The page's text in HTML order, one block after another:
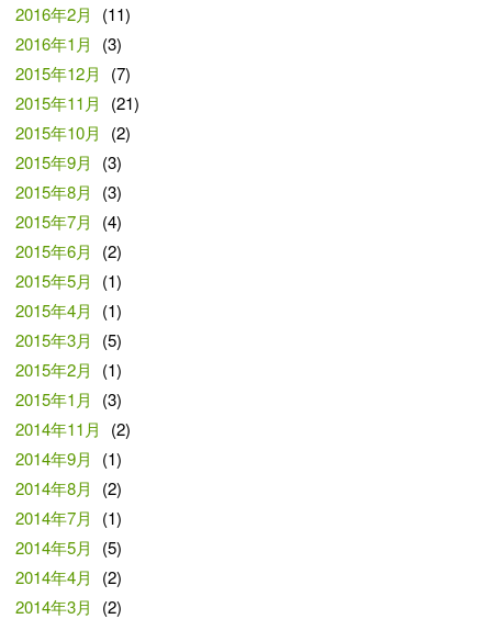
2016年2月
(11)
2016年1月
(3)
2015年12月
(7)
2015年11月
(21)
2015年10月
(2)
2015年9月
(3)
2015年8月
(3)
2015年7月
(4)
2015年6月
(2)
2015年5月
(1)
2015年4月
(1)
2015年3月
(5)
2015年2月
(1)
2015年1月
(3)
2014年11月
(2)
2014年9月
(1)
2014年8月
(2)
2014年7月
(1)
2014年5月
(5)
2014年4月
(2)
2014年3月
(2)